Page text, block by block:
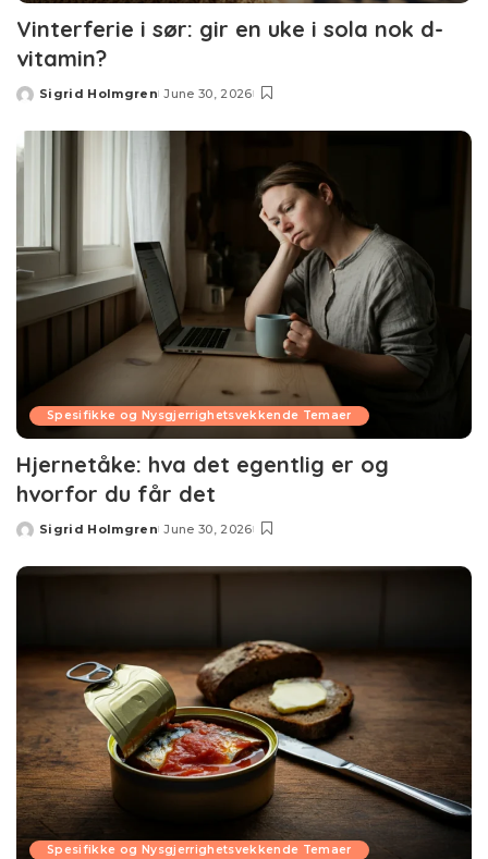
Vinterferie i sør: gir en uke i sola nok d-
vitamin?
Posted
Sigrid Holmgren June 30, 2026
Spesifikke og Nysgjerrighetsvekkende Temaer
Hjernetåke: hva det egentlig er og
hvorfor du får det
Posted
Sigrid Holmgren June 30, 2026
Spesifikke og Nysgjerrighetsvekkende Temaer